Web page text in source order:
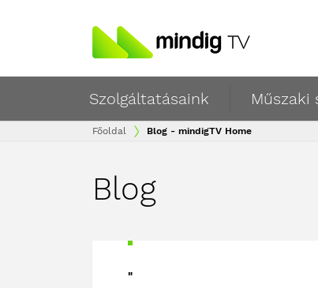
Szolgáltatásaink Műszaki
Főoldal Blog - mindigTV Home
Blog
"